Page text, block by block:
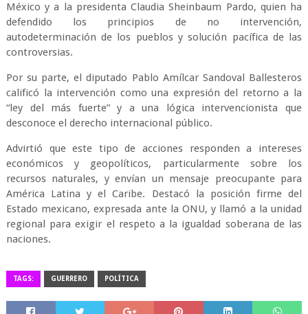
México y a la presidenta Claudia Sheinbaum Pardo, quien ha
defendido los principios de no intervención,
autodeterminación de los pueblos y solución pacífica de las
controversias.
Por su parte, el diputado Pablo Amílcar Sandoval Ballesteros
calificó la intervención como una expresión del retorno a la
“ley del más fuerte” y a una lógica intervencionista que
desconoce el derecho internacional público.
Advirtió que este tipo de acciones responden a intereses
económicos y geopolíticos, particularmente sobre los
recursos naturales, y envían un mensaje preocupante para
América Latina y el Caribe. Destacó la posición firme del
Estado mexicano, expresada ante la ONU, y llamó a la unidad
regional para exigir el respeto a la igualdad soberana de las
naciones.
TAGS: GUERRERO POLÍTICA